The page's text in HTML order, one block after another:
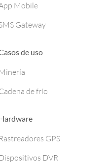
Mobile
Gateway
de uso
de frío
Rastreadores GPS
DVR